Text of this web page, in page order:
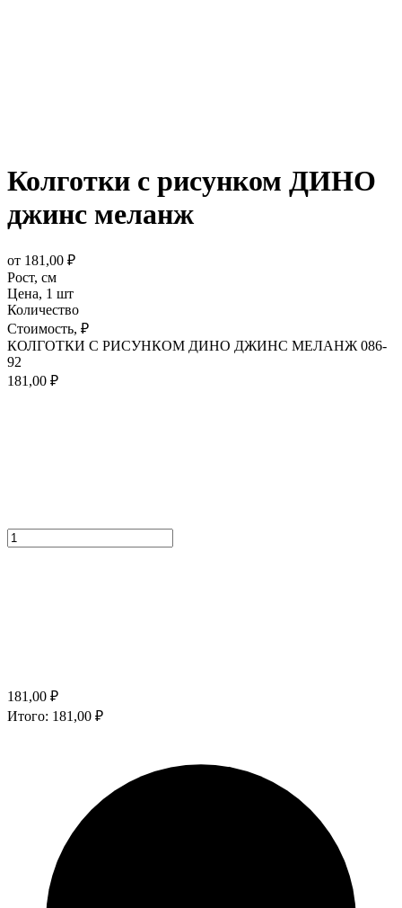
Колготки с рисунком ДИНО
джинс меланж
от 181,00 ₽
Рост, см
Цена, 1 шт
Количество
Стоимость, ₽
КОЛГОТКИ С РИСУНКОМ ДИНО ДЖИНС МЕЛАНЖ 086-
92
181,00 ₽
181,00 ₽
Итого: 181,00 ₽